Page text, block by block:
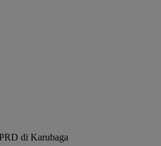
di Karubaga